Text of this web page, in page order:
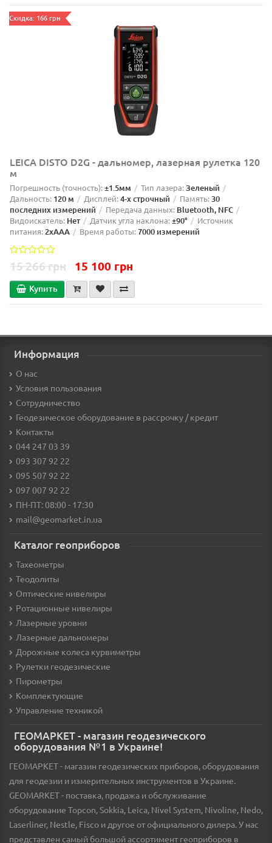
Скидка: 166 грн
LEICA DISTO D2G - дальномер, лазерная рулетка 120
м
Погрешность (точность):±1.5мм Тип лазера:Зеленый
Дальность: 120 м Дисплей:4-х строчный Память:30
последних измерений
Передача данных: Bluetooth, NFC
Видоискатель: Нет Датчик угла наклона:±90°
Источник
питания:2xAAA Время работы:7000 измерений
15 266 грн 15 100 грн
Купить
Информация
О нас
Условия пользования
Сотрудничество
Геодезическое оборудование в рассрочку / кредит
Контакты
044 247 03 39
093 307 92 22
095 507 92 22
097 007 92 22
ПН-ПТ: 08:00 - 17:30
mail@geomarket.in.ua
Каталог геоприборов
Тахеометры
Теодолиты
Оптические нивелиры
Ротационные нивелиры
Лазерные уровни
Лазерные дальномеры
Дорожные колеса курвиметры
Рулетки геодезические
Пирометры
Комплектующие
Управление техникой
ГЕОМАРКЕТ - магазин геодезического
оборудования №1 в Украине!
ГЕОМАРКЕТ - магазин геодезических приборов, оборудования
для геодезии и измерительных инструментов в Украине.
GEOMARKET - поставка, продажа и обслуживание
оборудование Topcon, Sokkia, Leica, Nivel System, Nivoline, Nedo,
Laserliner, Nestle, Fisco и другое от официального дилера. У нас
представлен самый большой ассортимент геоприборов в